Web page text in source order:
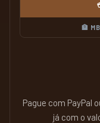
🏦
Pague com PayPal
já com o